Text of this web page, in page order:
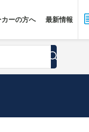
ーの方へ 最新情報